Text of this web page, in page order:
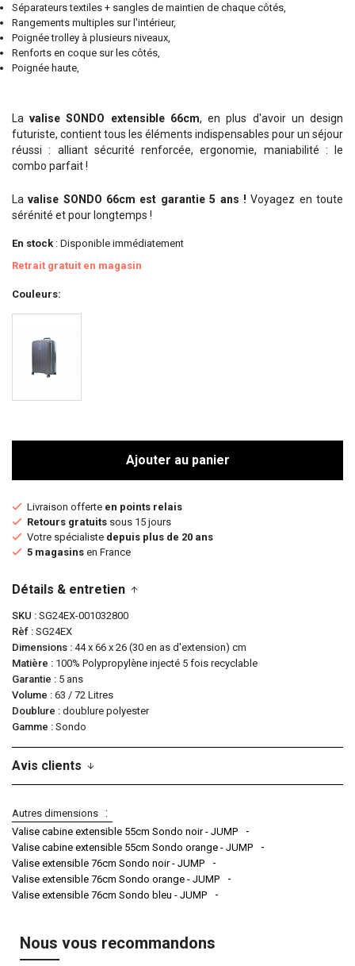
Séparateurs textiles + sangles de maintien de chaque côtés,
Rangements multiples sur l'intérieur,
Poignée trolley à plusieurs niveaux,
Renforts en coque sur les côtés,
Poignée haute,
Lavalise SONDO extensible 66cm, en plus d'avoir un design
futuriste, contient tous les éléments indispensables pour un séjour
réussi : alliant sécurité renforcée, ergonomie, maniabilité : le
combo parfait !
Lavalise SONDO 66cm est garantie 5 ans !Voyagez en toute
sérénité et pour longtemps !
En stock : Disponible immédiatement
Retrait gratuit en magasin
Couleurs
Ajouter au panier
Livraison offerte en points relais
Retours gratuits sous 15 jours
Votre spécialiste depuis plus de 20 ans
5 magasins en France
Détails & entretien
SKU
SG24EX-001032800
Rèf SG24EX
Dimensions 44 x 66 x 26 (30 en as d'extension) cm
Matière
100% Polypropylène injecté 5 fois recyclable
Garantie
5 ans
Volume
63 / 72 Litres
Doublure
doublure polyester
Gamme
Sondo
Avis clients
Autres dimensions
Valise cabine extensible 55cm Sondo noir - JUMP
Valise cabine extensible 55cm Sondo orange - JUMP
Valise extensible 76cm Sondo noir - JUMP
Valise extensible 76cm Sondo orange - JUMP
Valise extensible 76cm Sondo bleu - JUMP
Nous vous recommandons